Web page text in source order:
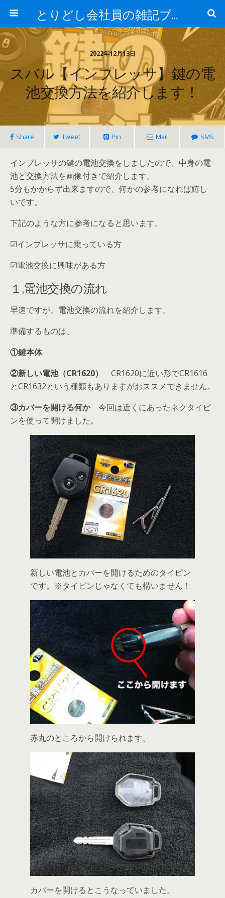
とりどし会社員の雑記ブログ
2022年12月13日
スバル【インプレッサ】鍵の電
池交換方法を紹介します！
Share Tweet Pin Mail SMS
インプレッサの鍵の電池交換をしましたので、中身の電
池と交換方法を画像付きで紹介します。
5分もかからず出来ますので、何かの参考になれば嬉し
いです。
下記のような方に参考になると思います。
☑インプレッサに乗っている方
☑電池交換に興味がある方
１,電池交換の流れ
早速ですが、電池交換の流れを紹介します。
準備するものは、
①鍵本体
②新しい電池（CR1620）
CR1620に近い形でCR1616
とCR1632という種類もありますがおススメできません。
③カバーを開ける何か今回は近くにあったネクタイピ
ンを使って開けました。
新しい電池とカバーを開けるためのタイピン
です。※タイピンじゃなくても構いません！
赤丸のところから開けられます。
カバーを開けるとこうなっていました。